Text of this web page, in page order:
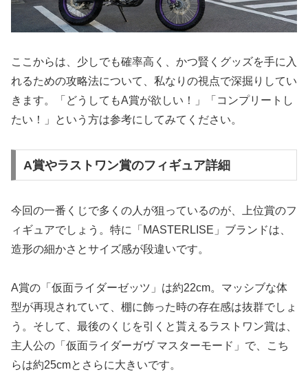
ここからは、少しでも確率高く、かつ賢くグッズを手に入
れるための攻略法について、私なりの視点で深掘りしてい
きます。「どうしてもA賞が欲しい！」「コンプリートし
たい！」という方は参考にしてみてください。
A賞やラストワン賞のフィギュア詳細
今回の一番くじで多くの人が狙っているのが、上位賞のフ
ィギュアでしょう。特に「MASTERLISE」ブランドは、
造形の細かさとサイズ感が段違いです。
A賞の「仮面ライダーゼッツ」は約22cm。マッシブな体
型が再現されていて、棚に飾った時の存在感は抜群でしょ
う。そして、最後のくじを引くと貰えるラストワン賞は、
主人公の「仮面ライダーガヴ マスターモード」で、こち
らは約25cmとさらに大きいです。